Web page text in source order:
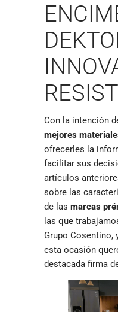
Con la intención
mejores
ofrecerles la
facilitar sus
artículos
sobre las
de las marcas
las que
Grupo Cosentino,
esta ocasión
destacada firma